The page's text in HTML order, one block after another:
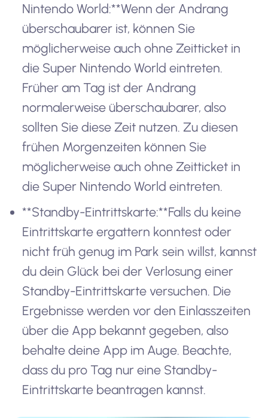
Nintendo World:**Wenn der Andrang
überschaubarer ist, können Sie
möglicherweise auch ohne Zeitticket in
die Super Nintendo World eintreten.
Früher am Tag ist der Andrang
normalerweise überschaubarer, also
sollten Sie diese Zeit nutzen. Zu diesen
frühen Morgenzeiten können Sie
möglicherweise auch ohne Zeitticket in
die Super Nintendo World eintreten.
**Standby-Eintrittskarte:**Falls du keine
Eintrittskarte ergattern konntest oder
nicht früh genug im Park sein willst, kannst
du dein Glück bei der Verlosung einer
Standby-Eintrittskarte versuchen. Die
Ergebnisse werden vor den Einlasszeiten
über die App bekannt gegeben, also
behalte deine App im Auge. Beachte,
dass du pro Tag nur eine Standby-
Eintrittskarte beantragen kannst.